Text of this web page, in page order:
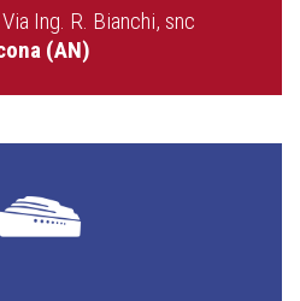
Ing. R. Bianchi, snc
(AN)